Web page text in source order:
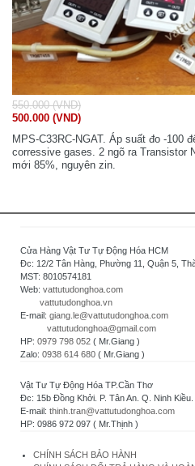
550.000 (VND)
500.000 (VND)
MPS-C33RC-NGAT. Áp suất đo -100
corressive gases. 2 ngõ ra Transistor
mới 85%, nguyên zin.
Cửa Hàng Vật Tư Tự Động Hóa HCM
Đc: 12/2 Tân Hàng, Phường 11, Quận 5,
MST: 8010574181
Web: vattutudonghoa.com
vattutudonghoa.vn
E-mail: giang.le@vattutudonghoa.com
vattutudonghoa@gmail.com
HP: 0979 798 052 ( Mr.Giang )
Zalo: 0938 614 680 ( Mr.Giang )
Vật Tư Tự Động Hóa TP.Cần Thơ
Đc: 15b Đồng Khởi. P. Tân An. Q. Ninh
E-mail: thinh.tran@vattutudonghoa.com
HP: 0986 972 097 ( Mr.Thịnh )
CHÍNH SÁCH BẢO HÀNH